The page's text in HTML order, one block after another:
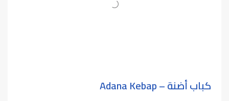
كباب أضنة –